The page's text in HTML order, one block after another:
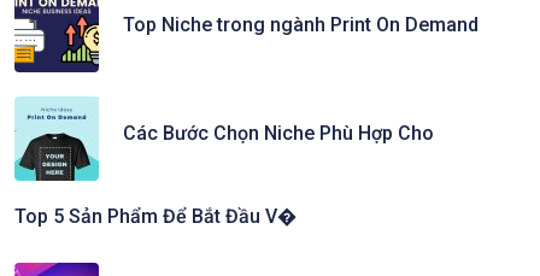
Top Niche trong ngành Print On Demand
Các Bước Chọn Niche Phù Hợp Cho
Top 5 Sản Phẩm Để Bắt Đầu V�